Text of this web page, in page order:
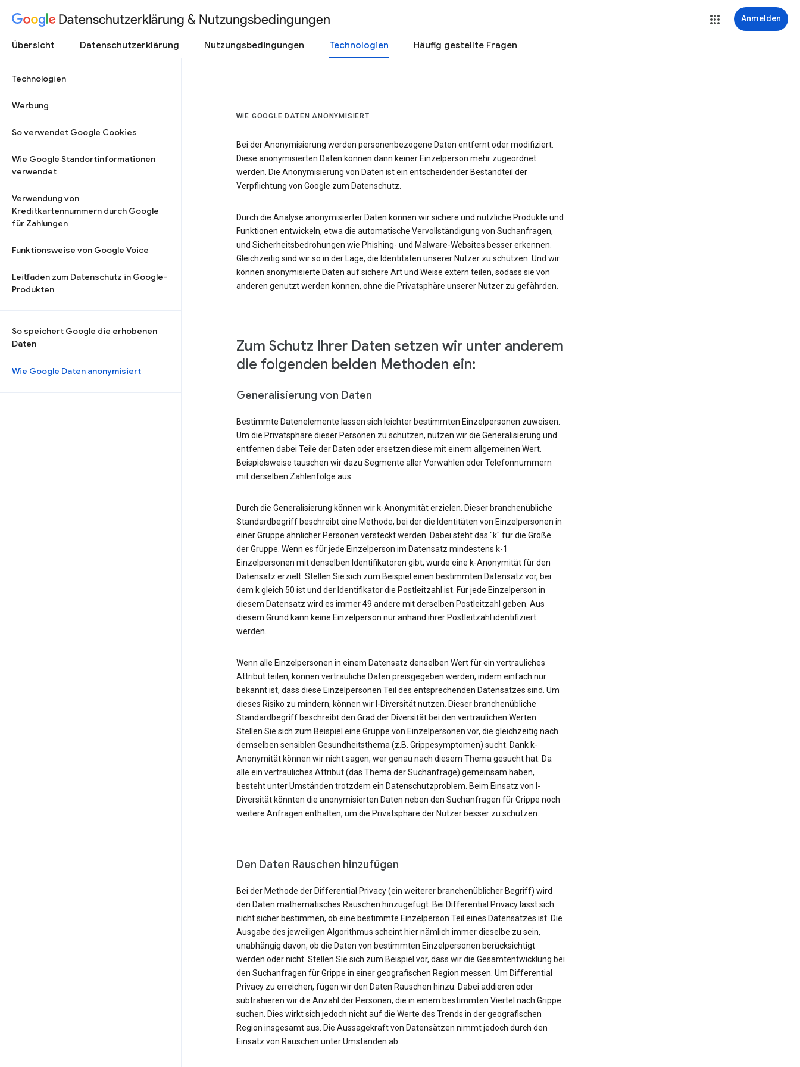
Datenschutzerklärung & Nutzungsbedingungen Anmelden
Übersicht Datenschutzerklärung Nutzungsbedingungen Technologien Häufig gestellte Fragen
Technologien
Werbung
So verwendet Google Cookies
Wie Google Standortinformationen
verwendet
Verwendung von
Kreditkartennummern durch Google
für Zahlungen
Funktionsweise von Google Voice
Leitfaden zum Datenschutz in Google-
Produkten
So speichert Google die erhobenen
Daten
Wie Google Daten anonymisiert
WIE GOOGLE DATEN ANONYMISIERT
Bei der Anonymisierung werden personenbezogene Daten entfernt oder modifiziert.
Diese anonymisierten Daten können dann keiner Einzelperson mehr zugeordnet
werden. Die Anonymisierung von Daten ist ein entscheidender Bestandteil der
Verpflichtung von Google zum Datenschutz.
Durch die Analyse anonymisierter Daten können wir sichere und nützliche Produkte und
Funktionen entwickeln, etwa die automatische Vervollständigung von Suchanfragen,
und Sicherheitsbedrohungen wie Phishing- und Malware-Websites besser erkennen.
Gleichzeitig sind wir so in der Lage, die Identitäten unserer Nutzer zu schützen. Und wir
können anonymisierte Daten auf sichere Art und Weise extern teilen, sodass sie von
anderen genutzt werden können, ohne die Privatsphäre unserer Nutzer zu gefährden.
Zum Schutz Ihrer Daten setzen wir unter anderem
die folgenden beiden Methoden ein:
Generalisierung von Daten
Bestimmte Datenelemente lassen sich leichter bestimmten Einzelpersonen zuweisen.
Um die Privatsphäre dieser Personen zu schützen, nutzen wir die Generalisierung und
entfernen dabei Teile der Daten oder ersetzen diese mit einem allgemeinen Wert.
Beispielsweise tauschen wir dazu Segmente aller Vorwahlen oder Telefonnummern
mit derselben Zahlenfolge aus.
Durch die Generalisierung können wir k-Anonymität erzielen. Dieser branchenübliche
Standardbegriff beschreibt eine Methode, bei der die Identitäten von Einzelpersonen in
einer Gruppe ähnlicher Personen versteckt werden. Dabei steht das "k" für die Größe
der Gruppe. Wenn es für jede Einzelperson im Datensatz mindestens k-1
Einzelpersonen mit denselben Identifikatoren gibt, wurde eine k-Anonymität für den
Datensatz erzielt. Stellen Sie sich zum Beispiel einen bestimmten Datensatz vor, bei
dem k gleich 50 ist und der Identifikator die Postleitzahl ist. Für jede Einzelperson in
diesem Datensatz wird es immer 49 andere mit derselben Postleitzahl geben. Aus
diesem Grund kann keine Einzelperson nur anhand ihrer Postleitzahl identifiziert
werden.
Wenn alle Einzelpersonen in einem Datensatz denselben Wert für ein vertrauliches
Attribut teilen, können vertrauliche Daten preisgegeben werden, indem einfach nur
bekannt ist, dass diese Einzelpersonen Teil des entsprechenden Datensatzes sind. Um
dieses Risiko zu mindern, können wir l-Diversität nutzen. Dieser branchenübliche
Standardbegriff beschreibt den Grad der Diversität bei den vertraulichen Werten.
Stellen Sie sich zum Beispiel eine Gruppe von Einzelpersonen vor, die gleichzeitig nach
demselben sensiblen Gesundheitsthema (z.B. Grippesymptomen) sucht. Dank k-
Anonymität können wir nicht sagen, wer genau nach diesem Thema gesucht hat. Da
alle ein vertrauliches Attribut (das Thema der Suchanfrage) gemeinsam haben,
besteht unter Umständen trotzdem ein Datenschutzproblem. Beim Einsatz von l-
Diversität könnten die anonymisierten Daten neben den Suchanfragen für Grippe noch
weitere Anfragen enthalten, um die Privatsphäre der Nutzer besser zu schützen.
Den Daten Rauschen hinzufügen
Bei der Methode der Differential Privacy (ein weiterer branchenüblicher Begriff) wird
den Daten mathematisches Rauschen hinzugefügt. Bei Differential Privacy lässt sich
nicht sicher bestimmen, ob eine bestimmte Einzelperson Teil eines Datensatzes ist. Die
Ausgabe des jeweiligen Algorithmus scheint hier nämlich immer dieselbe zu sein,
unabhängig davon, ob die Daten von bestimmten Einzelpersonen berücksichtigt
werden oder nicht. Stellen Sie sich zum Beispiel vor, dass wir die Gesamtentwicklung bei
den Suchanfragen für Grippe in einer geografischen Region messen. Um Differential
Privacy zu erreichen, fügen wir den Daten Rauschen hinzu. Dabei addieren oder
subtrahieren wir die Anzahl der Personen, die in einem bestimmten Viertel nach Grippe
suchen. Dies wirkt sich jedoch nicht auf die Werte des Trends in der geografischen
Region insgesamt aus. Die Aussagekraft von Datensätzen nimmt jedoch durch den
Einsatz von Rauschen unter Umständen ab.